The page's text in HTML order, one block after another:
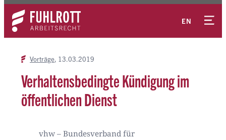
Zum
Inhalt
springen
EN
Kontakt
Vorträge 13.03.2019
Verhaltensbedingte Kündigung im
öffentlichen Dienst
vhw – Bundesverband für